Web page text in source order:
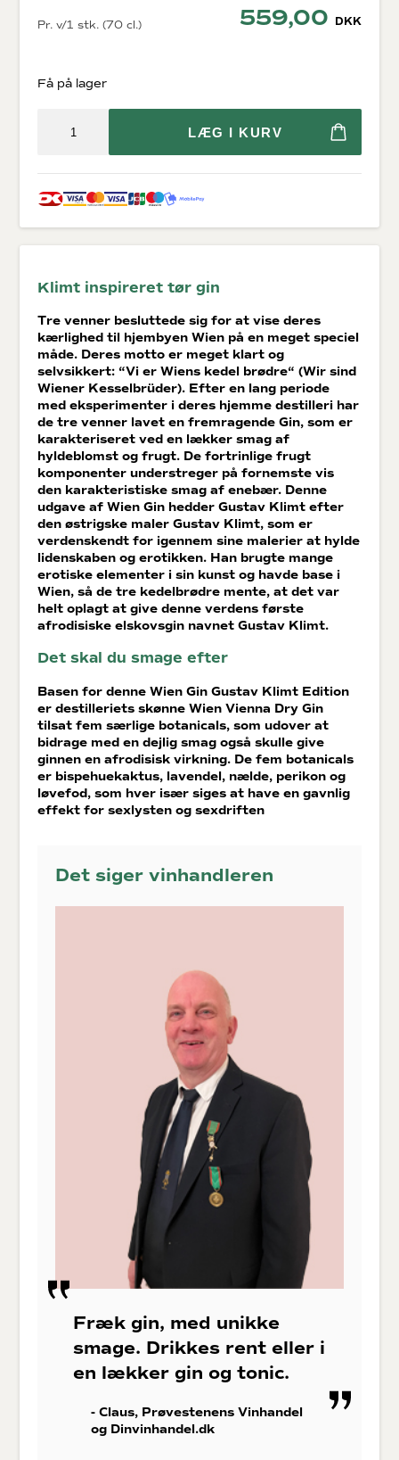
Pr. v/1 stk. (70 cl.) 559,00 DKK
Få på lager
LÆG I KURV
Klimt inspireret tør gin
Tre venner besluttede sig for at vise deres
kærlighed til hjembyen Wien på en meget speciel
måde. Deres motto er meget klart og
selvsikkert: “Vi er Wiens kedel brødre“ (Wir sind
Wiener Kesselbrüder). Efter en lang periode
med eksperimenter i deres hjemme destilleri har
de tre venner lavet en fremragende Gin, som er
karakteriseret ved en lækker smag af
hyldeblomst og frugt. De fortrinlige frugt
komponenter understreger på fornemste vis
den karakteristiske smag af enebær. Denne
udgave af Wien Gin hedder Gustav Klimt efter
den østrigske maler Gustav Klimt, som er
verdenskendt for igennem sine malerier at hylde
lidenskaben og erotikken. Han brugte mange
erotiske elementer i sin kunst og havde base i
Wien, så de tre kedelbrødre mente, at det var
helt oplagt at give denne verdens første
afrodisiske elskovsgin navnet Gustav Klimt.
Det skal du smage efter
Basen for denne Wien Gin Gustav Klimt Edition
er destilleriets skønne Wien Vienna Dry Gin
tilsat fem særlige botanicals, som udover at
bidrage med en dejlig smag også skulle give
ginnen en afrodisisk virkning. De fem botanicals
er bispehuekaktus, lavendel, nælde, perikon og
løvefod, som hver især siges at have en gavnlig
effekt for sexlysten og sexdriften
Det siger vinhandleren
Fræk gin, med unikke
smage. Drikkes rent eller i
en lækker gin og tonic.
- Claus, Prøvestenens Vinhandel
og Dinvinhandel.dk